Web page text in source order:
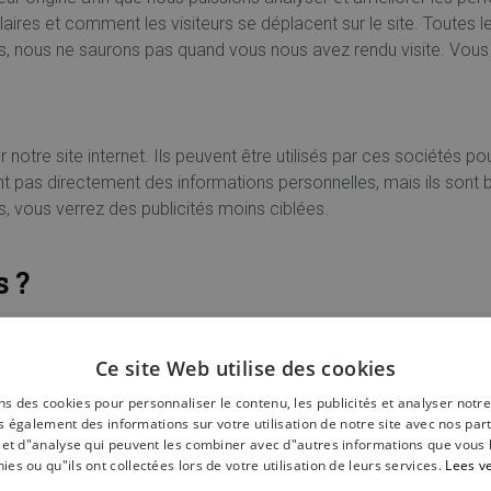
et comment les visiteurs se déplacent sur le site.
ne saurons pas quand vous nous avez rendu visite.
site internet. Ils peuvent être utilisés par ces sociétés
pas directement des informations personnelles, mais ils
vous verrez des publicités moins ciblées.
?
souhaitez.
appareil en effaçant l'historique de navigation de votre
noter que cela vous fait également perdre certaines
Ce site Web utilise des cookies
des cookies pour personnaliser le contenu, les publicités et analyser
également des informations sur votre utilisation de notre site avec nos
d"analyse qui peuvent les combiner avec d"autres informations que vous
ou qu"ils ont collectées lors de votre utilisation de leurs services. Lees